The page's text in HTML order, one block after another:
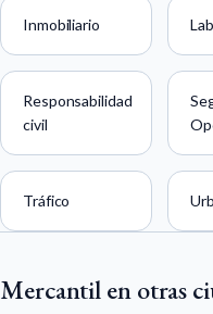
Inmobiliario
Responsabilidad
civil
Tráfico
Mercantil en otras